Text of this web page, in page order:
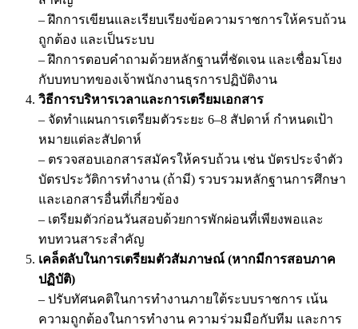
– ฝึกการเขียนและเรียบเรียงข้อความราชการให้ครบถ้วน
ถูกต้อง และเป็นระบบ
– ฝึกการตอบคำถามด้วยหลักฐานที่ชัดเจน และเชื่อมโยง
กับบทบาทของเจ้าพนักงานธุรการปฏิบัติงาน
วิธีการบริหารเวลาและการเตรียมเอกสาร
– จัดทำแผนการเตรียมตัวระยะ 6–8 สัปดาห์ กำหนดเป้า
หมายแต่ละสัปดาห์
– ตรวจสอบเอกสารสมัครให้ครบถ้วน เช่น บัตรประจำตัว
บัตรประวัติการทำงาน (ถ้ามี) รวบรวมหลักฐานการศึกษา
และเอกสารอื่นที่เกี่ยวข้อง
– เตรียมตัวก่อนวันสอบด้วยการพักผ่อนที่เพียงพอและ
ทบทวนสาระสำคัญ
เคล็ดลับในการเตรียมตัวสัมภาษณ์ (หากมีการสอบภาค
ปฏิบัติ)
– ปรับทัศนคติในการทำงานภายใต้ระบบราชการ เน้น
ความถูกต้องในการทำงาน ความร่วมมือกับทีม และการ